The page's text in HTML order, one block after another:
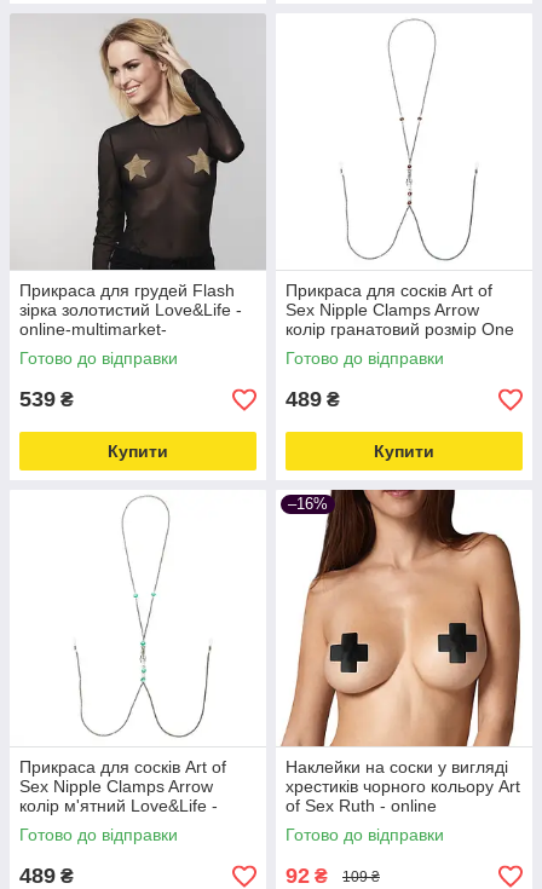
Прикраса для грудей Flash
зірка золотистий Love&Life -
online-multimarket-
Готово до відправки
539 ₴
Купити
Прикраса для сосків Art of
Sex Nipple Clamps Arrow
колір гранатовий розмір One
size Love&Life -online-
multimarket-
Готово до відправки
489 ₴
Купити
Прикраса для сосків Art of
Sex Nipple Clamps Arrow
колір м'ятний Love&Life -
online-multimarket-
Готово до відправки
489 ₴
–16%
Наклейки на соски у вигляді
хрестиків чорного кольору Art
of Sex Ruth - online
multimarket Love&Life -online-
multimarket-
Готово до відправки
92 ₴ 109 ₴